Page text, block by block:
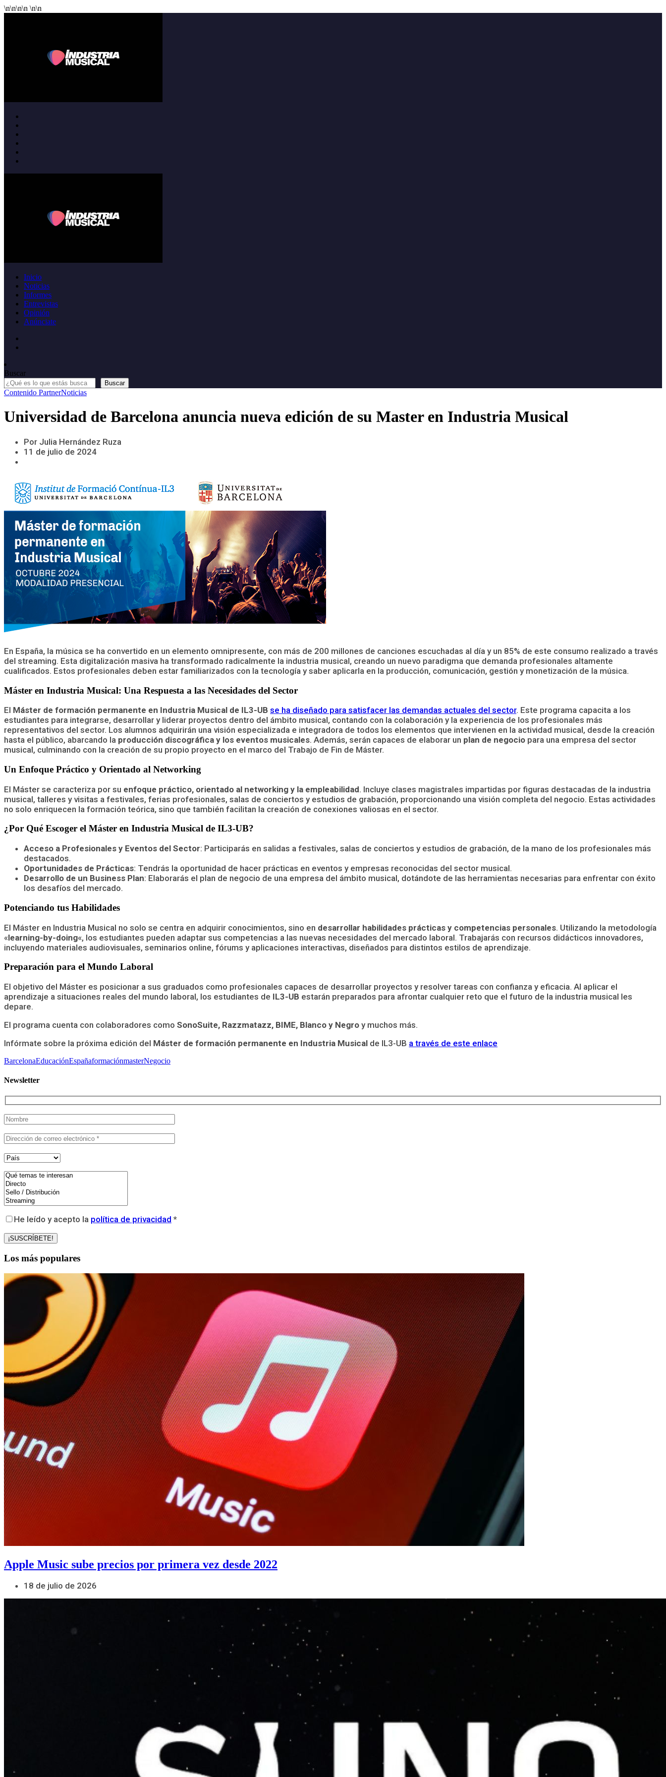
\n\n\n\n \n\n
Inicio
Noticias
Informes
Entrevistas
Opinión
Anúnciate
Buscar
Buscar
Contenido PartnerNoticias
Universidad de Barcelona anuncia nueva edición de su Master en Industria Musical
Por Julia Hernández Ruza
11 de julio de 2024
En España, la música se ha convertido en un elemento omnipresente, con más de 200 millones de canciones escuchadas al día y un 85% de este consumo realizado a través
del streaming. Esta digitalización masiva ha transformado radicalmente la industria musical, creando un nuevo paradigma que demanda profesionales altamente
cualificados. Estos profesionales deben estar familiarizados con la tecnología y saber aplicarla en la producción, comunicación, gestión y monetización de la música.
Máster en Industria Musical: Una Respuesta a las Necesidades del Sector
El Máster de formación permanente en Industria Musical de IL3-UB se ha diseñado para satisfacer las demandas actuales del sector. Este programa capacita a los
estudiantes para integrarse, desarrollar y liderar proyectos dentro del ámbito musical, contando con la colaboración y la experiencia de los profesionales más
representativos del sector. Los alumnos adquirirán una visión especializada e integradora de todos los elementos que intervienen en la actividad musical, desde la creación
hasta el público, abarcando la producción discográfica y los eventos musicales. Además, serán capaces de elaborar un plan de negocio para una empresa del sector
musical, culminando con la creación de su propio proyecto en el marco del Trabajo de Fin de Máster.
Un Enfoque Práctico y Orientado al Networking
El Máster se caracteriza por su enfoque práctico, orientado al networking y la empleabilidad. Incluye clases magistrales impartidas por figuras destacadas de la industria
musical, talleres y visitas a festivales, ferias profesionales, salas de conciertos y estudios de grabación, proporcionando una visión completa del negocio. Estas actividades
no solo enriquecen la formación teórica, sino que también facilitan la creación de conexiones valiosas en el sector.
¿Por Qué Escoger el Máster en Industria Musical de IL3-UB?
Acceso a Profesionales y Eventos del Sector: Participarás en salidas a festivales, salas de conciertos y estudios de grabación, de la mano de los profesionales más
destacados.
Oportunidades de Prácticas: Tendrás la oportunidad de hacer prácticas en eventos y empresas reconocidas del sector musical.
Desarrollo de un Business Plan: Elaborarás el plan de negocio de una empresa del ámbito musical, dotándote de las herramientas necesarias para enfrentar con éxito
los desafíos del mercado.
Potenciando tus Habilidades
El Máster en Industria Musical no solo se centra en adquirir conocimientos, sino en desarrollar habilidades prácticas y competencias personales. Utilizando la metodología
«learning-by-doing«, los estudiantes pueden adaptar sus competencias a las nuevas necesidades del mercado laboral. Trabajarás con recursos didácticos innovadores,
incluyendo materiales audiovisuales, seminarios online, fórums y aplicaciones interactivas, diseñados para distintos estilos de aprendizaje.
Preparación para el Mundo Laboral
El objetivo del Máster es posicionar a sus graduados como profesionales capaces de desarrollar proyectos y resolver tareas con confianza y eficacia. Al aplicar el
aprendizaje a situaciones reales del mundo laboral, los estudiantes de IL3-UB estarán preparados para afrontar cualquier reto que el futuro de la industria musical les
depare.
El programa cuenta con colaboradores como SonoSuite, Razzmatazz, BIME, Blanco y Negro y muchos más.
Infórmate sobre la próxima edición del Máster de formación permanente en Industria Musical de IL3-UB a través de este enlace
BarcelonaEducaciónEspañaformaciónmasterNegocio
Newsletter
He leído y acepto la política de privacidad *
Los más populares
Apple Music sube precios por primera vez desde 2022
18 de julio de 2026